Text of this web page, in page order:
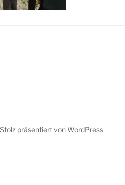
Stolz präsentiert von WordPress